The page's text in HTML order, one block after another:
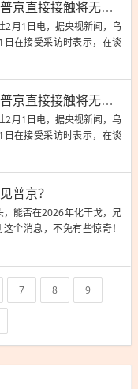
泽连斯基称若不与普京直接接触将无法解决领土问题
2月1日电，据央视新闻，乌
在接受采访时表示，在谈
泽连斯基称若不与普京直接接触将无法解决领土问题
2月1日电，据央视新闻，乌
在接受采访时表示，在谈
普京？
能否在2026年化干戈，兄
个消息，不免有些惊奇！
...
7 8 9